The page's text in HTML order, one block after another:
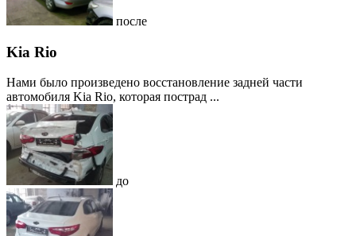
после
Kia Rio
Нами было произведено восстановление задней части
автомобиля Kia Rio, которая пострад ...
до